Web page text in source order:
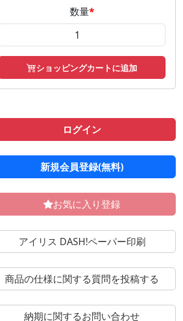
数量*
ショッピングカートに追加
ログイン
新規会員登録(無料)
お気に入り登録
アイリス DASH!ペーパー印刷
商品の仕様に関する質問を投稿する
納期に関するお問い合わせ